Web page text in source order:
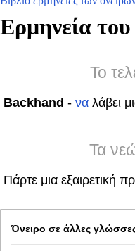
Ερμηνεία
Το
Backhand - να λάβει
Τα
Πάρτε μια εξαιρετική
Όνειρο σε άλλες